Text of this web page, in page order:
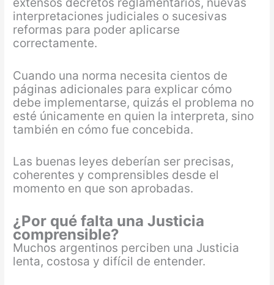
extensos decretos reglamentarios, nuevas
interpretaciones judiciales o sucesivas
reformas para poder aplicarse
correctamente.
Cuando una norma necesita cientos de
páginas adicionales para explicar cómo
debe implementarse, quizás el problema no
esté únicamente en quien la interpreta, sino
también en cómo fue concebida.
Las buenas leyes deberían ser precisas,
coherentes y comprensibles desde el
momento en que son aprobadas.
¿Por qué falta una Justicia
comprensible?
Muchos argentinos perciben una Justicia
lenta, costosa y difícil de entender.